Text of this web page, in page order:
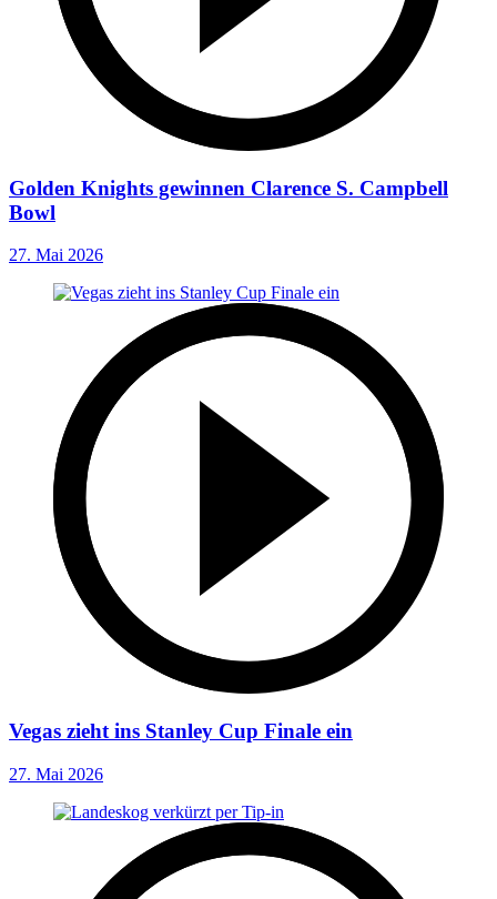
Golden Knights gewinnen Clarence S. Campbell
Bowl
27. Mai 2026
Vegas zieht ins Stanley Cup Finale ein
27. Mai 2026